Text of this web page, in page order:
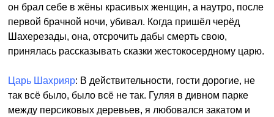
он брал себе в жёны красивых женщин, а наутро, после
первой брачной ночи, убивал. Когда пришёл черёд
Шахерезады, она, отсрочить дабы смерть свою,
принялась рассказывать сказки жестокосердному царю.
Царь Шахрияр: В действительности, гости дорогие, не
так всё было, было всё не так. Гуляя в дивном парке
между персиковых деревьев, я любовался закатом и